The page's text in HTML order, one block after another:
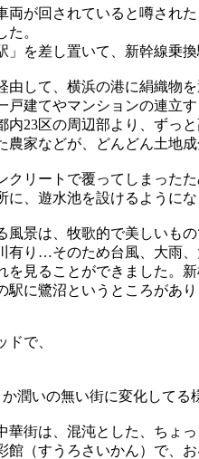
両が回されていると噂され
。
」を差し置いて、新幹線乗換
由して、横浜の港に絹織物
戸建てやマンションの連立
23区の周辺部より、ずっと
家などが、どんどん土地成
クリートで覆ってしまった
、遊水池を設けるようにな
風景は、牧歌的で美しいも
有り…そのため台風、大雨
見ることができました。新
駅に鷺沼というところがあ
で、
潤いの無い街に変化してる
華街は、混沌とした、ちょ
館（すうろさいかん）で、